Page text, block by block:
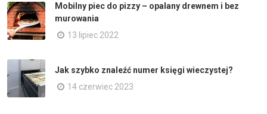
Mobilny piec do pizzy – opalany drewnem i bez
murowania
13 lipiec 2022
Jak szybko znaleźć numer księgi wieczystej?
14 czerwiec 2023